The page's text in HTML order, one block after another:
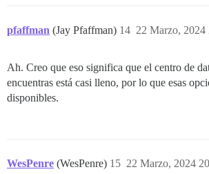
pfaffman (Jay Pfaffman) 22 Marzo, 2024
14
Ah. Creo que eso significa que el centro de
encuentras está casi lleno, por lo que esas
disponibles.
WesPenre (WesPenre) 22 Marzo, 2024
15